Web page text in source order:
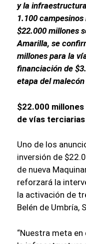
y la
1.100
$22.000 millones
Amarilla, se
millones para la
financiación de
etapa del
$22.000
de vías terciarias
Uno de los
inversión de
de nueva
reforzará la
la activación de
Belén de Umbría,
“Nuestra meta